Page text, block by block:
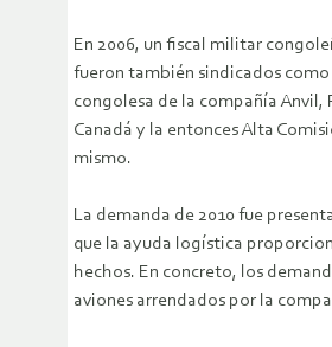
En 2006, un fiscal militar
fueron también sindicados
congolesa de la compañía
Canadá y la entonces Alta
mismo.
La demanda de 2010 fue
que la ayuda logística
hechos. En concreto, los
aviones arrendados por la